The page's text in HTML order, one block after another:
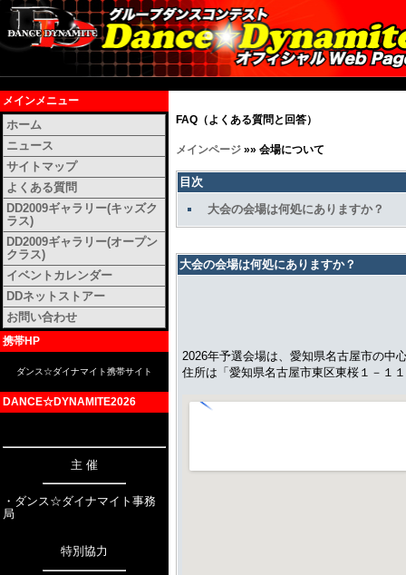
メインメニュー
ホーム
ニュース
サイトマップ
よくある質問
DD2009ギャラリー(キッズク
ラス)
DD2009ギャラリー(オープン
クラス)
イベントカレンダー
DDネットストアー
お問い合わせ
携帯HP
ダンス☆ダイナマイト携帯サイト
DANCE☆DYNAMITE2026
主 催
・ダンス☆ダイナマイト事務
局
特別協力
FAQ（よくある質問と回答）
メインページ »» 会場について
目次
大会の会場は何処にありますか？
大会の会場は何処にありますか？
2026年予選会場は、愛知県名古屋市の中
住所は「愛知県名古屋市東区東桜１－１